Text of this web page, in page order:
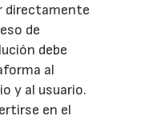
directamente
de
debe
al
y al usuario.
en el